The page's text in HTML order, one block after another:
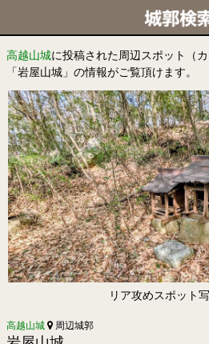
高越山城に投稿された周辺スポット（
「岩屋山城」の情報がご覧頂けます。
リア攻めスポット写
高越山城 周辺城郭